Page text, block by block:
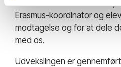
Erasmus-koordinator og
modtagelse og for at dele
med os.
Udvekslingen er